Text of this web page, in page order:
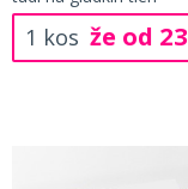
1 kos že od 23